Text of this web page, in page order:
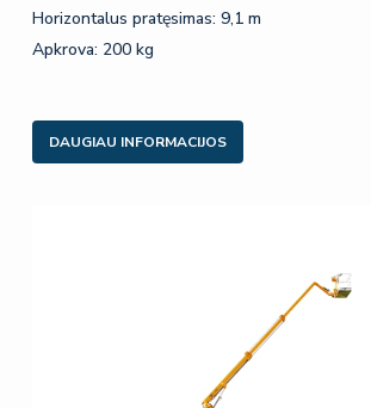
Horizontalus pratęsimas: 9,1 m
Apkrova: 200 kg
DAUGIAU INFORMACIJOS